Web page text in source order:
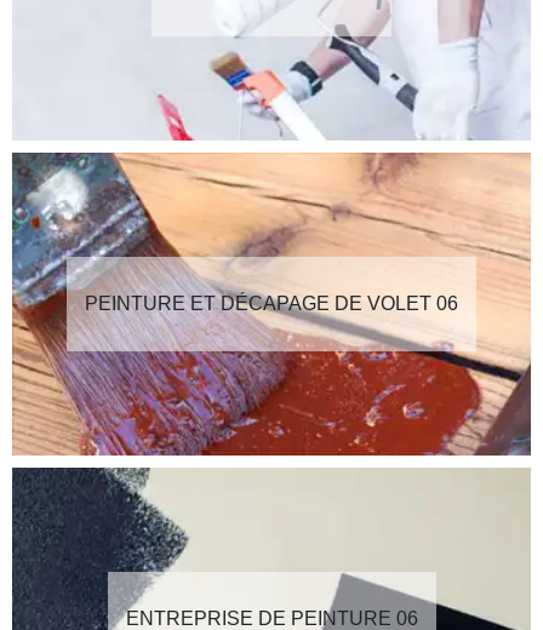
PEINTURE ET DÉCAPAGE DE VOLET 06
ENTREPRISE DE PEINTURE 06